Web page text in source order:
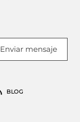
Enviar mensaje
BLOG